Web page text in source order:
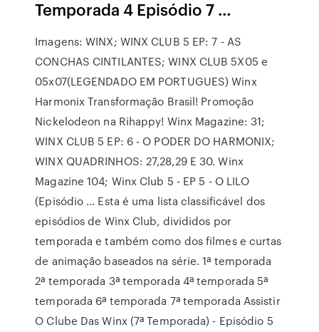
Temporada 4 Episódio 7 …
Imagens: WINX; WINX CLUB 5 EP: 7 - AS
CONCHAS CINTILANTES; WINX CLUB 5X05 e
05x07(LEGENDADO EM PORTUGUES) Winx
Harmonix Transformação Brasil! Promoção
Nickelodeon na Rihappy! Winx Magazine: 31;
WINX CLUB 5 EP: 6 - O PODER DO HARMONIX;
WINX QUADRINHOS: 27,28,29 E 30. Winx
Magazine 104; Winx Club 5 - EP 5 - O LILO
(Episódio … Esta é uma lista classificável dos
episódios de Winx Club, divididos por
temporada e também como dos filmes e curtas
de animação baseados na série. 1ª temporada
2ª temporada 3ª temporada 4ª temporada 5ª
temporada 6ª temporada 7ª temporada Assistir
O Clube Das Winx (7ª Temporada) - Episódio 5